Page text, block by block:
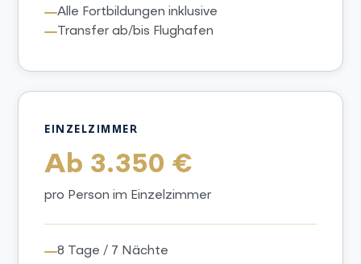
Alle Fortbildungen inklusive
Transfer ab/bis Flughafen
EINZELZIMMER
Ab 3.350 €
pro Person im Einzelzimmer
8 Tage / 7 Nächte